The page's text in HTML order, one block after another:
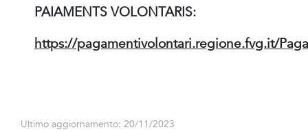
PAIAMENTS VOLONTARIS:
https://pagamentivolontari.regione.fvg.it/
Ultimo aggiornamento: 20/11/2023